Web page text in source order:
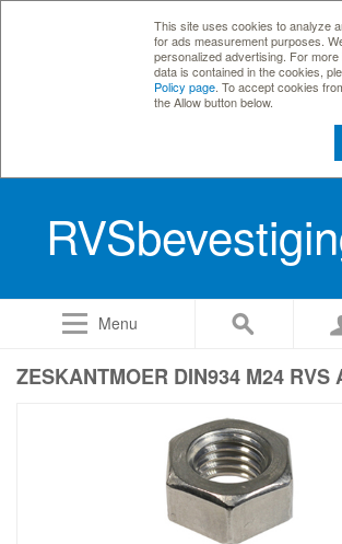
This site uses cookies to analyze
for ads measurement purposes.
personalized advertising. For
data is contained in the cookies,
Policy page . To accept cookies
the Allow button below.
Menu
ZESKANTMOER DIN934 M24 RVS